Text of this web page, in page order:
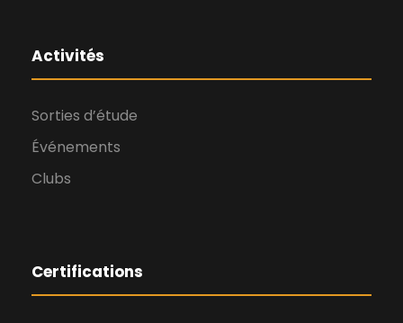
Activités
Sorties d’étude
Événements
Clubs
Certifications